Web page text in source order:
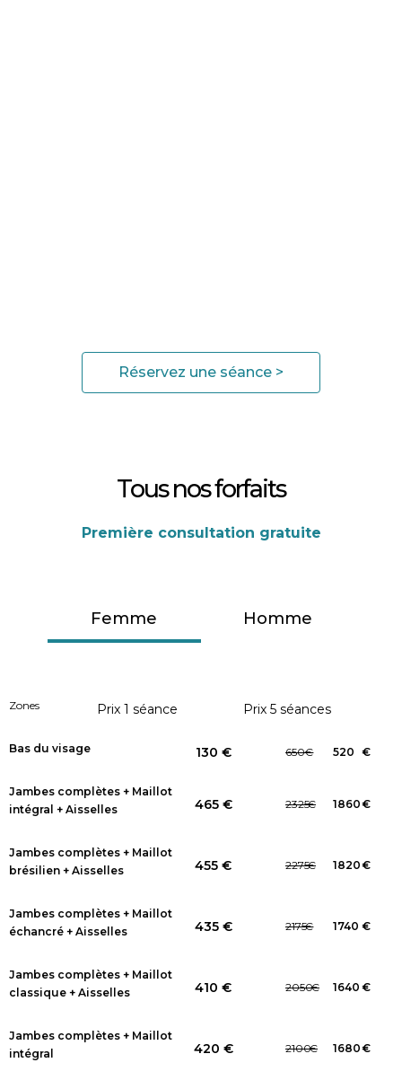
Réservez une séance >
Tous nos forfaits
Première consultation gratuite
Femme Homme
Zones Prix 1 séance Prix 5 séances
Bas du visage 130 € 650€ 520 €
Jambes complètes + Maillot
intégral + Aisselles
465 € 2325€ 1860€
Jambes complètes + Maillot
brésilien + Aisselles
455 € 2275€ 1820€
Jambes complètes + Maillot
échancré + Aisselles
435 € 2175€ 1740 €
Jambes complètes + Maillot
classique + Aisselles
410 € 2050€ 1640 €
Jambes complètes + Maillot
intégral
420 € 2100€ 1680€